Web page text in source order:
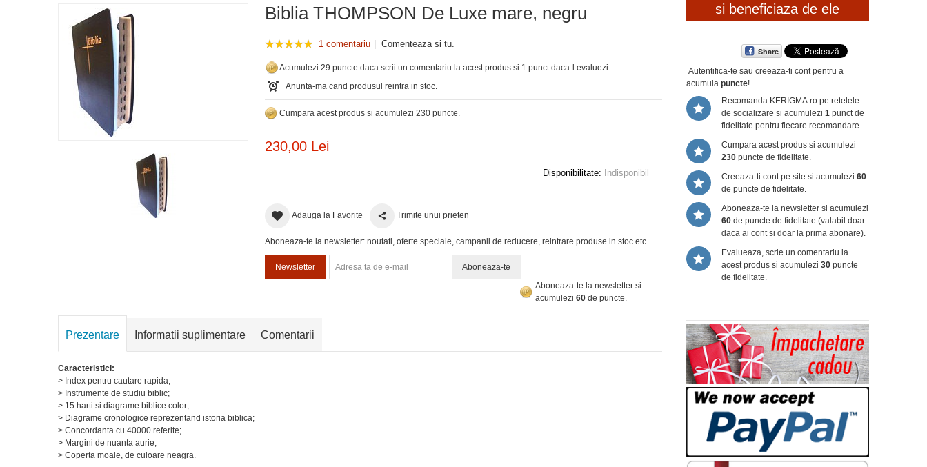
Biblia THOMPSON De Luxe mare, negru
1 comentariu Comenteaza si tu.
Acumulezi 29 puncte daca scrii un comentariu la acest produs si 1 punct daca-l evaluezi.
Anunta-ma cand produsul reintra in stoc.
Cumpara acest produs si acumulezi 230 puncte.
230,00 Lei
Disponibilitate: Indisponibil
Adauga la Favorite Trimite unui prieten
Aboneaza-te la newsletter: noutati, oferte speciale, campanii de reducere, reintrare produse in stoc etc.
Newsletter
Aboneaza-te
Aboneaza-te la newsletter si
acumulezi 60de puncte.
si beneficiaza de ele
Share
Autentifica-te sau creeaza-ti contpentru a
acumula puncte!
Recomanda KERIGMA.ro pe retelele
de socializare si acumulezi 1 punct de
fidelitate pentru fiecare recomandare.
Cumpara acest produs si acumulezi
230puncte de fidelitate.
Creeaza-ti cont pe site si acumulezi 60
de puncte de fidelitate.
Aboneaza-te la newsletter si acumulezi
60de puncte de fidelitate (valabil doar
daca ai cont si doar la prima abonare).
Evalueaza, scrie un comentariu la
acest produs si acumulezi 30puncte
de fidelitate.
Prezentare Informatii suplimentare Comentarii
Caracteristici:
> Index pentru cautare rapida;
> Instrumente de studiu biblic;
> 15 harti si diagrame biblice color;
> Diagrame cronologice reprezentand istoria biblica;
> Concordanta cu 40000 referite;
> Margini de nuanta aurie;
> Coperta moale, de culoare neagra.